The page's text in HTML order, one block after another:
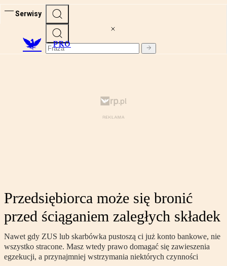
Serwisy
PRO
Przedsiębiorca może się bronić
przed ściąganiem zaległych składek
Nawet gdy ZUS lub skarbówka pustoszą ci już konto bankowe, nie
wszystko stracone. Masz wtedy prawo domagać się zawieszenia
egzekucji, a przynajmniej wstrzymania niektórych czynności